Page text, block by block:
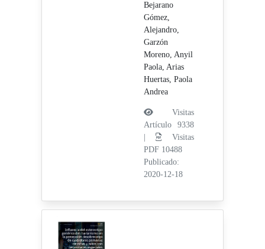
Bejarano
Gómez,
Alejandro,
Garzón
Moreno, Anyil
Paola, Arias
Huertas, Paola
Andrea
Visitas
Artículo 9338
Visitas
PDF 10488
Publicado:
2020-12-18